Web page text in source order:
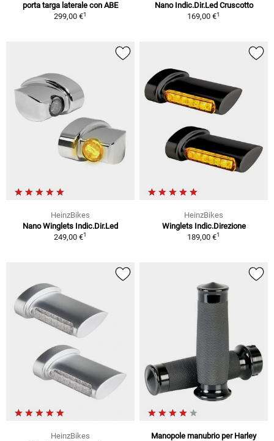
porta targa laterale con ABE
299,00 €1
Nano Indic.Dir.Led Cruscotto
169,00 €1
HeinzBikes
Nano Winglets Indic.Dir.Led
249,00 €1
HeinzBikes
Winglets Indic.Direzione
189,00 €1
HeinzBikes
Manopole manubrio per Harley